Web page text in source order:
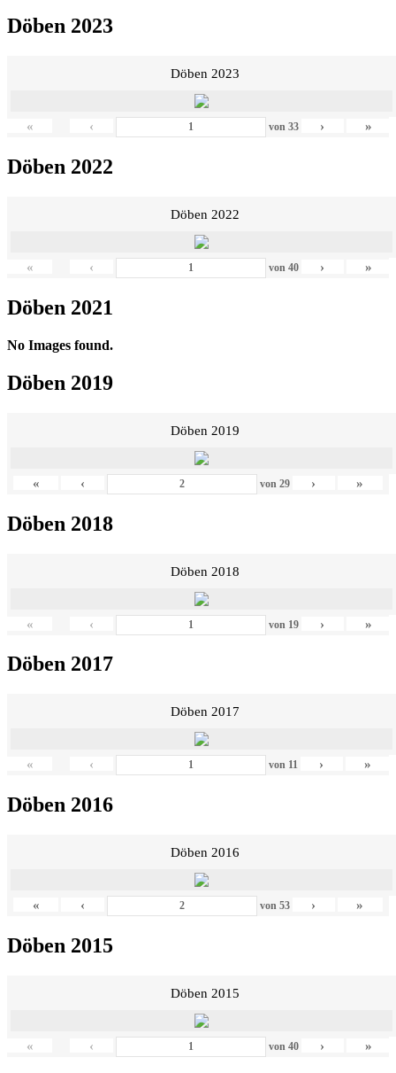
Döben 2023
Döben 2023
« ‹ von 33 › »
Döben 2022
Döben 2022
« ‹ von 40 › »
Döben 2021
No Images found.
Döben 2019
Döben 2019
« ‹ von 29 › »
Döben 2018
Döben 2018
« ‹ von 19 › »
Döben 2017
Döben 2017
« ‹ von 11 › »
Döben 2016
Döben 2016
« ‹ von 53 › »
Döben 2015
Döben 2015
« ‹ von 40 › »